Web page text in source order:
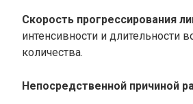
Скорость прогрессирования
интенсивности и длительности
количества.
Непосредственной причиной